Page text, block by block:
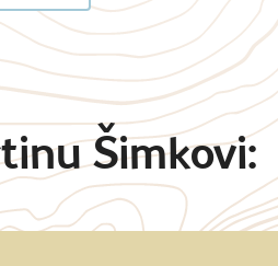
Šimkovi: